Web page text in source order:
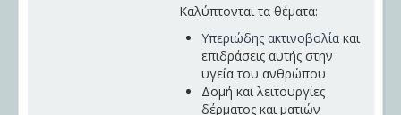
Καλύπτονται τα θέματα:
Υπεριώδης ακτινοβολία και
επιδράσεις αυτής στην
υγεία του ανθρώπου
Δομή και λειτουργίες
δέρματος και ματιών